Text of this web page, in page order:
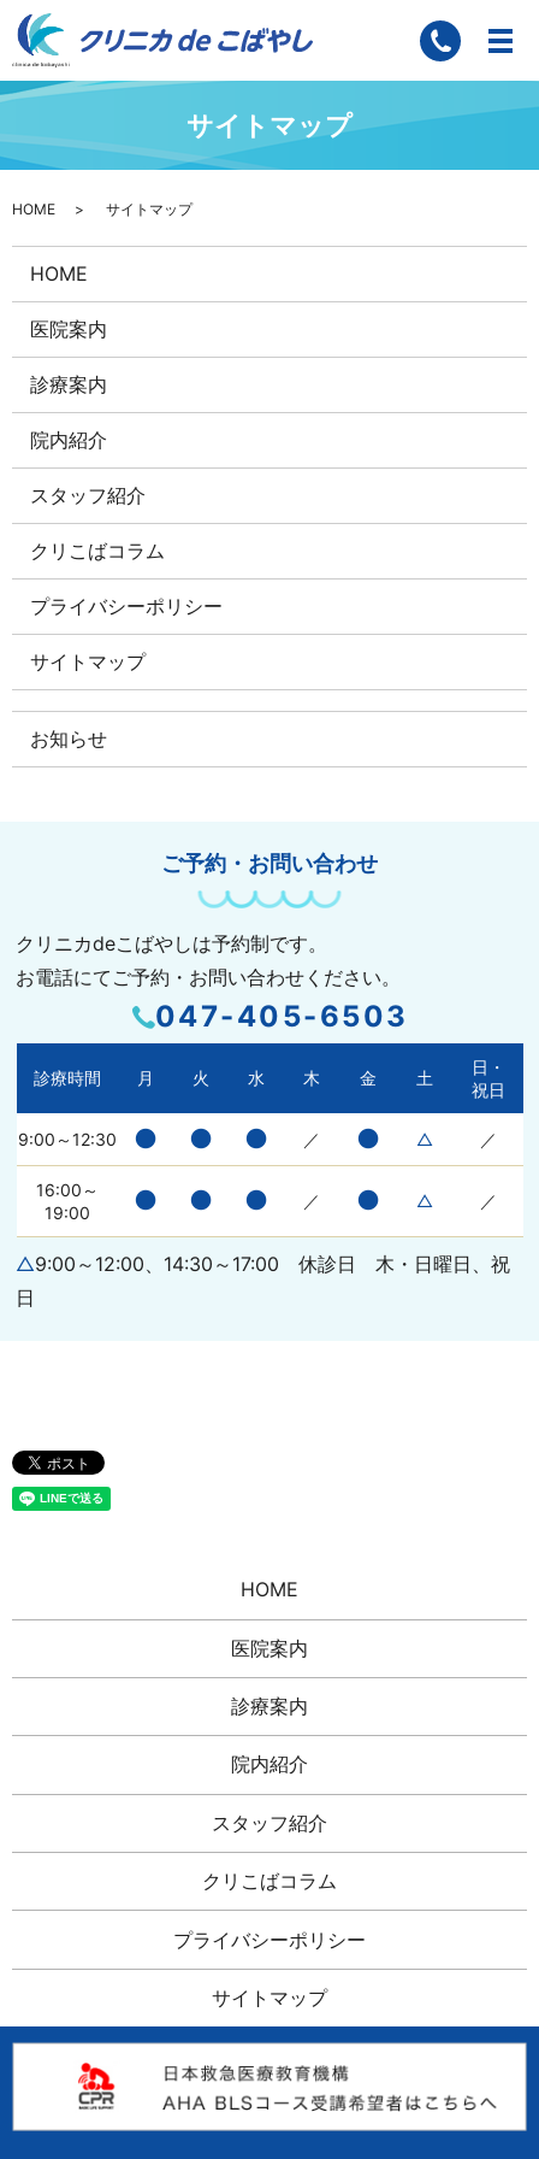
サイトマップ
HOME サイトマップ
HOME
医院案内
診療案内
院内紹介
スタッフ紹介
クリこばコラム
プライバシーポリシー
サイトマップ
お知らせ
ご予約・お問い合わせ
クリニカdeこばやしは予約制です。
お電話にてご予約・お問い合わせください。
047-405-6503
診療時間 月 火 水 木 金 土
日・
祝日
9:00～12:30 ● ● ● ／ ● △ ／
16:00～
19:00
● ● ● ／ ● △ ／
△9:00～12:00、14:30～17:00 休診日 木・日曜日、祝
日
HOME
医院案内
診療案内
院内紹介
スタッフ紹介
クリこばコラム
プライバシーポリシー
サイトマップ